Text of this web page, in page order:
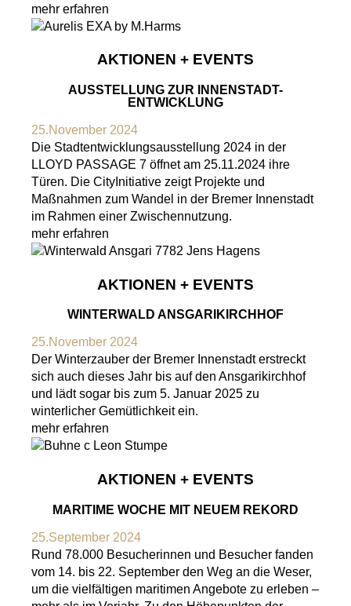
mehr erfahren
AKTIONEN + EVENTS
AUSSTELLUNG ZUR INNENSTADT-
ENTWICKLUNG
25.November 2024
Die Stadtentwicklungsausstellung 2024 in der
LLOYD PASSAGE 7 öffnet am 25.11.2024 ihre
Türen. Die CityInitiative zeigt Projekte und
Maßnahmen zum Wandel in der Bremer Innenstadt
im Rahmen einer Zwischennutzung.
mehr erfahren
AKTIONEN + EVENTS
WINTERWALD ANSGARIKIRCHHOF
25.November 2024
Der Winterzauber der Bremer Innenstadt erstreckt
sich auch dieses Jahr bis auf den Ansgarikirchhof
und lädt sogar bis zum 5. Januar 2025 zu
winterlicher Gemütlichkeit ein.
mehr erfahren
AKTIONEN + EVENTS
MARITIME WOCHE MIT NEUEM REKORD
25.September 2024
Rund 78.000 Besucherinnen und Besucher fanden
vom 14. bis 22. September den Weg an die Weser,
um die vielfältigen maritimen Angebote zu erleben –